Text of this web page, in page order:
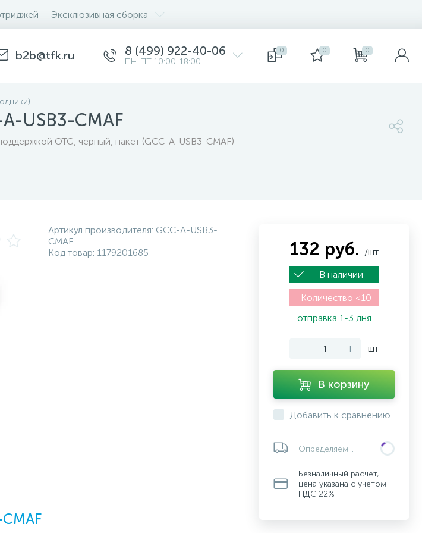
Эксклюзивная сборка
b2b@tfk.ru 8 (499) 922-40-06
ПН-ПТ 10:00-18:00
0 0 0
USB3-CMAF
OTG, черный, пакет (GCC-A-USB3-CMAF)
Артикул производителя: GCC-A-USB3-
CMAF
Код товар: 1179201685 132 руб. /шт
В наличии
Количество <10
отправка 1-3 дня
- + шт
В корзину
Добавить к сравнению
Определяем...
Безналичный расчет,
цена указана с учетом
НДС 22%